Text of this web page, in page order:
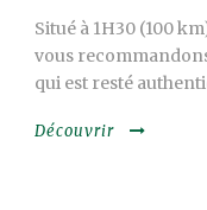
Situé à 1H30 (100
vous
qui est resté
Découvrir